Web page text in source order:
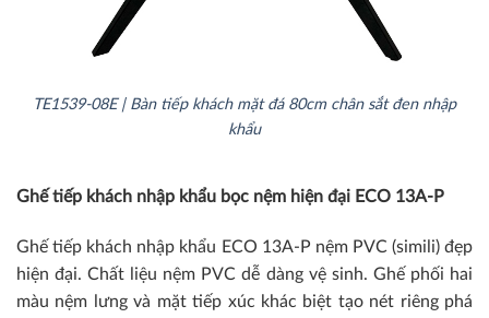
TE1539-08E | Bàn tiếp khách mặt đá 80cm chân sắt đen nhập
khẩu
Ghế tiếp khách nhập khẩu bọc nệm hiện đại ECO 13A-P
Ghế tiếp khách nhập khẩu ECO 13A-P nệm PVC (simili) đẹp
hiện đại. Chất liệu nệm PVC dễ dàng vệ sinh. Ghế phối hai
màu nệm lưng và mặt tiếp xúc khác biệt tạo nét riêng phá